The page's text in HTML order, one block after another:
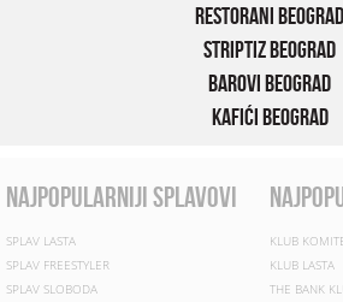
Restorani Beograd
Striptiz Beograd
Barovi Beograd
Kafići Beograd
najpopularniji splavovi
SPLAV LASTA
SPLAV FREESTYLER
SPLAV SLOBODA
KLUB
KLUB LASTA
THE BANK